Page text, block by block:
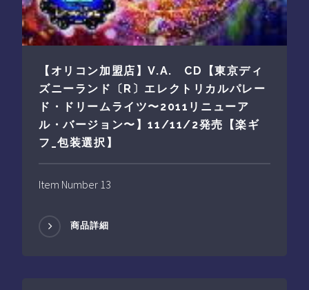
【オリコン加盟店】V.A. CD【東京ディ
ズニーランド〔R〕エレクトリカルパレー
ド・ドリームライツ〜2011リニューア
ル・バージョン〜】11/11/2発売【楽ギ
フ_包装選択】
Item Number 13
商品詳細